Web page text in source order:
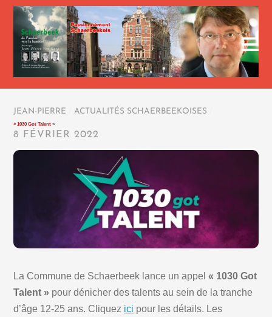
JEAN-PIERRE ACTUALITÉS SCHAERBEEKOISES
« 1030 Got Talent »
8 FÉVRIER 2022
La Commune de Schaerbeek lance un appel« 1030 Got
Talent » pour dénicher des talents au sein de la tranche
d’âge 12-25 ans. Cliquez ici pour les détails. Les